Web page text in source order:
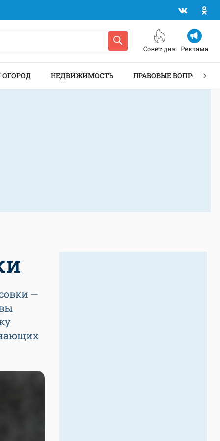
Совет дня Реклама
ОГОРОД НЕДВИЖИМОСТЬ ПРАВОВЫЕ ВОПРОСЫ
—